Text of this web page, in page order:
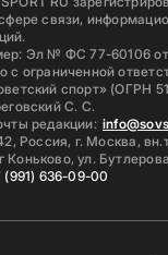
связи,
Эл № ФС 77-60106 от
с ограниченной
спорт» (ОГРН
С. С.
редакции:
Россия, г. Москва,
ул.
(991) 636-09-00